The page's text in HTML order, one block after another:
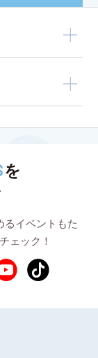
を
るイベントもた
ェック！